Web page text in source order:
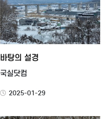
바탕의 설경
국실닷컴
2025-01-29